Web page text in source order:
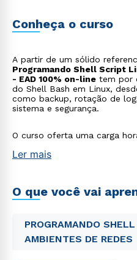
Conheça o curso
A partir de um sólido
Programando Shell Script
- EAD 100% on-line tem por
do Shell Bash em Linux,
como backup, rotação de
sistema e segurança.
O curso oferta uma carga
Ler mais
O que você vai
PROGRAMANDO
AMBIENTES DE REDES